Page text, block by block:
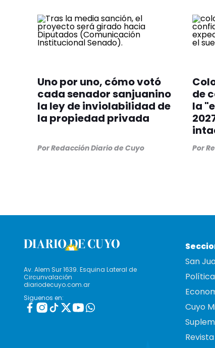
Uno por uno, cómo votó
cada senador sanjuanino
la ley de inviolabilidad de
la propiedad privada
PorRedacción Diario de Cuyo
de
la
Por
Av. Alem Sur 1639. Esquina Lateral de
Circunvalación
diariodecuyo.com.ar
Siguenos en:
San
Política
Cuyo